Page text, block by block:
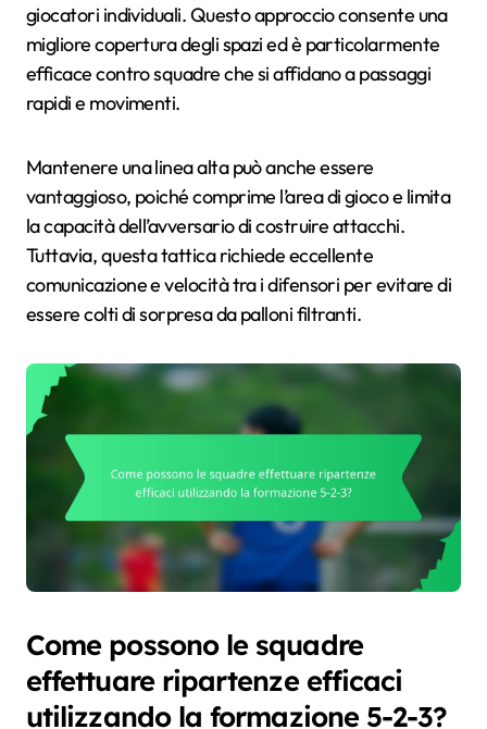
giocatori individuali. Questo approccio consente una
migliore copertura degli spazi ed è particolarmente
efficace contro squadre che si affidano a passaggi
rapidi e movimenti.
Mantenere una linea alta può anche essere
vantaggioso, poiché comprime l’area di gioco e limita
la capacità dell’avversario di costruire attacchi.
Tuttavia, questa tattica richiede eccellente
comunicazione e velocità tra i difensori per evitare di
essere colti di sorpresa da palloni filtranti.
Come possono le squadre
effettuare ripartenze efficaci
utilizzando la formazione 5-2-3?